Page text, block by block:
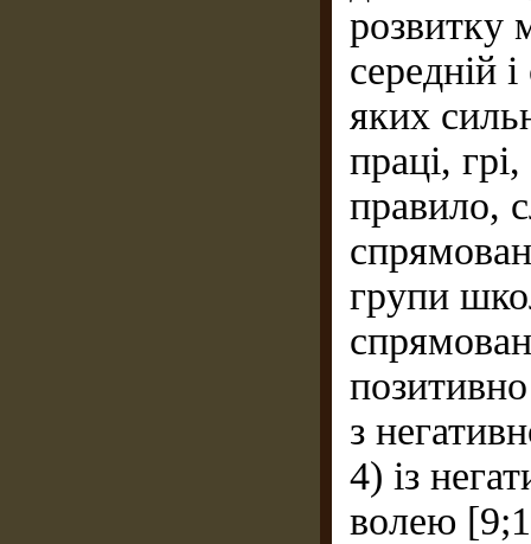
розвитку
середній
яких
праці,
правило,
групи
з
4) із
волею